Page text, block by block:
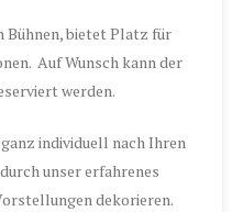
Bühnen, bietet Platz für
Auf Wunsch kann der
werden.
individuell nach Ihren
unser erfahrenes
dekorieren.